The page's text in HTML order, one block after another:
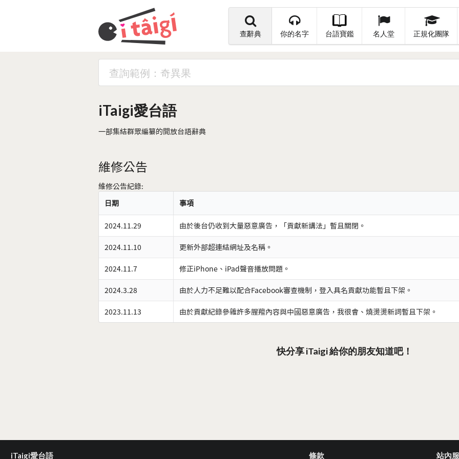
查辭典 你的名字 台語寶鑑 名人堂 正規化團隊
iTaigi愛台語
一部集結群眾編纂的開放台語辭典
維修公告
維修公告紀錄:
日期
事項
2024.11.29 由於後台仍收到大量惡意廣告，「貢獻新講法」暫且關閉。
2024.11.10 更新外部超連結網址及名稱。
2024.11.7 修正iPhone、iPad聲音播放問題。
2024.3.28 由於人力不足難以配合Facebook審查機制，登入具名貢獻功能暫且下架。
2023.11.13 由於貢獻紀錄參雜許多腥羶內容與中國惡意廣告，我很會、燒燙燙新詞暫且下架。
快分享 iTaigi 給你的朋友知道吧！
iTaigi愛台語 條款 站內